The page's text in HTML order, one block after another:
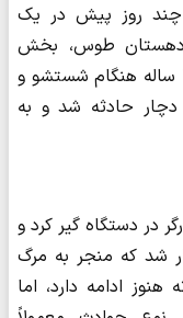
چند روز پیش در یک
دهستان طوس، بخش
مرکزی شهرستان مشهد رخ داد. کارگر ۳۲ ساله هنگام شستشو و
دچار حادثه شد و به
در دستگاه گیر کرد و
شد که منجر به مرگ
ادامه دارد، اما